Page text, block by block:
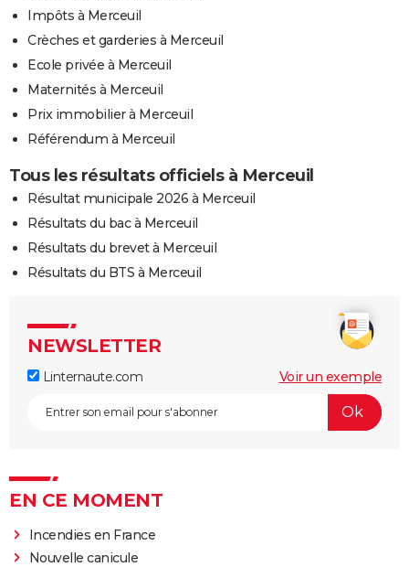
Impôts à Merceuil
Crèches et garderies à Merceuil
Ecole privée à Merceuil
Maternités à Merceuil
Prix immobilier à Merceuil
Référendum à Merceuil
Tous les résultats officiels à Merceuil
Résultat municipale 2026 à Merceuil
Résultats du bac à Merceuil
Résultats du brevet à Merceuil
Résultats du BTS à Merceuil
NEWSLETTER
Linternaute.com Voir un exemple
EN CE MOMENT
Incendies en France
Nouvelle canicule